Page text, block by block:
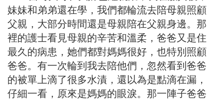
妹妹和弟弟還在學，我們都輪流去陪母親照顧
父親，大部分時間還是母親陪在父親身邊。那
裡的護士看見母親的辛苦和溫柔，爸爸又是住
最久的病患，她們都對媽媽很好，也特別照顧
爸爸。有一次輪到我去陪他們，忽然看到爸爸
的被單上滴了很多水漬，還以為是點滴在漏，
仔細一看，原來是媽媽的眼淚。那一陣子爸爸